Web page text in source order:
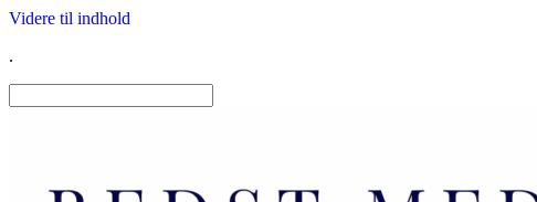
Videre til indhold
.